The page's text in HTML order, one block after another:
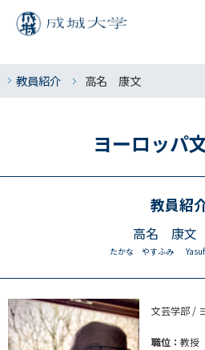
教員紹介 高名 康文
ヨーロッパ
教員紹
高名 康文
たかな やすふみ
文芸学部 /
職位： 教授